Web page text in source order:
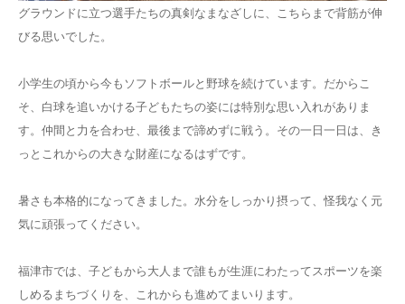
グラウンドに立つ選手たちの真剣なまなざしに、こちらまで背筋が伸
びる思いでした。
小学生の頃から今もソフトボールと野球を続けています。だからこ
そ、白球を追いかける子どもたちの姿には特別な思い入れがありま
す。仲間と力を合わせ、最後まで諦めずに戦う。その一日一日は、き
っとこれからの大きな財産になるはずです。
暑さも本格的になってきました。水分をしっかり摂って、怪我なく元
気に頑張ってください。
福津市では、子どもから大人まで誰もが生涯にわたってスポーツを楽
しめるまちづくりを、これからも進めてまいります。